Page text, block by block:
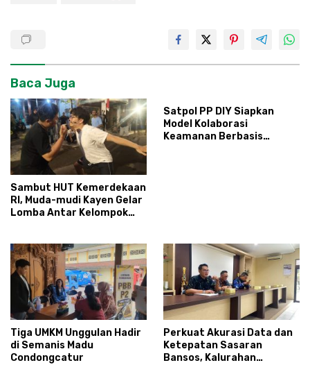
Baca Juga
Sambut HUT Kemerdekaan
RI, Muda-mudi Kayen Gelar
Lomba Antar Kelompok
Satpol PP DIY Siapkan
Model Kolaborasi
Keamanan Berbasis
Tiga UMKM Unggulan Hadir
di Semanis Madu
Condongcatur
Perkuat Akurasi Data dan
Ketepatan Sasaran
Bansos, Kalurahan